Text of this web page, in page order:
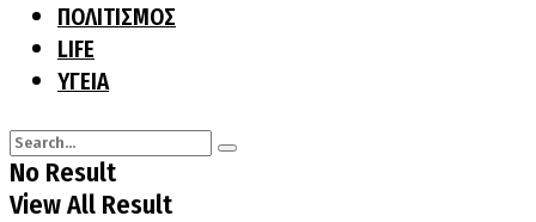
ΠΟΛΙΤΙΣΜΟΣ
LIFE
ΥΓΕΙΑ
No Result
View All Result